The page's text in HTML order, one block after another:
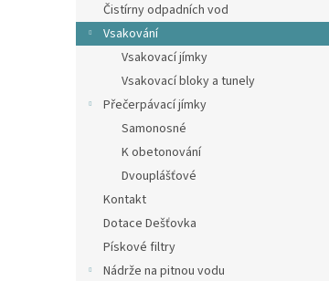
Čistírny odpadních vod
Vsakování
Vsakovací jímky
Vsakovací bloky a tunely
Přečerpávací jímky
Samonosné
K obetonování
Dvouplášťové
Kontakt
Dotace Dešťovka
Pískové filtry
Nádrže na pitnou vodu